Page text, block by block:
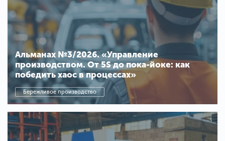
Альманах №3/2026. «Управление
производством. От 5S до пока-йоке: как
победить хаос в процессах»
Бережливое производство